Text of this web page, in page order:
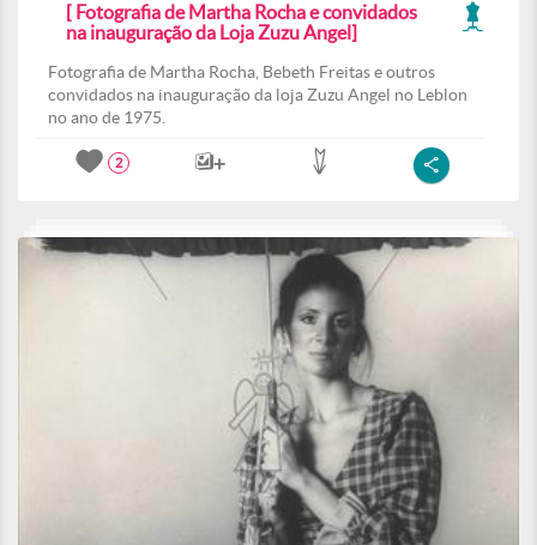
[ Fotografia de Martha Rocha e convidados
na inauguração da Loja Zuzu Angel]
Fotografia de Martha Rocha, Bebeth Freitas e outros
convidados na inauguração da loja Zuzu Angel no Leblon
no ano de 1975.
2